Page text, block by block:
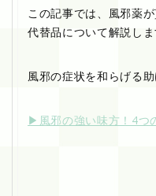
この記事では、風邪薬
代替品について解説しま
風邪の症状を和らげる
▶︎風邪の強い味方！4つ